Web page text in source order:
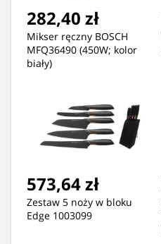
282,40 zł
Mikser ręczny BOSCH
MFQ36490 (450W; kolor
biały)
573,64 zł
Zestaw 5 noży w bloku
Edge 1003099